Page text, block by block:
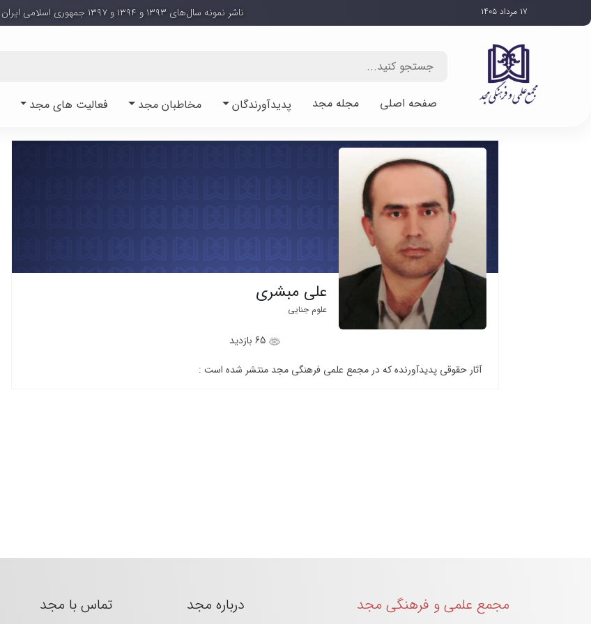
۱۷ مرداد ۱۴۰۵ ناشر نمونه سال‌های ۱۳۹۳ و ۱۳۹۴ و ۱۳۹۷ جمهوری اسلامی ایران
صفحه اصلی مجله مجد پدیدآورندگان مخاطبان مجد فعالیت های مجد
علی مبشری
علوم جنایی
آثار حقوقی پدیدآورنده که در مجمع علمی فرهنگی مجد منتشر شده است :
مجمع علمی و فرهنگی مجد درباره مجد تماس با مجد